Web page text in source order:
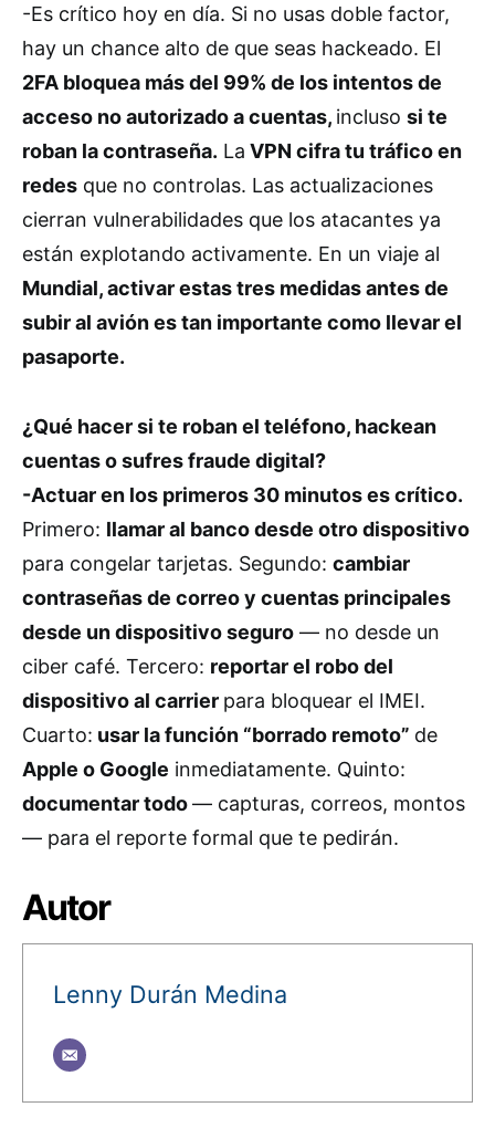
-Es crítico hoy en día. Si no usas doble factor,
hay un chance alto de que seas hackeado. El
2FA bloquea más del 99% de los intentos de
acceso no autorizado a cuentas, incluso si te
roban la contraseña. La VPN cifra tu tráfico en
redes que no controlas. Las actualizaciones
cierran vulnerabilidades que los atacantes ya
están explotando activamente. En un viaje al
Mundial, activar estas tres medidas antes de
subir al avión es tan importante como llevar el
pasaporte.
¿Qué hacer si te roban el teléfono, hackean
cuentas o sufres fraude digital?
-Actuar en los primeros 30 minutos es crítico.
Primero: llamar al banco desde otro dispositivo
para congelar tarjetas. Segundo: cambiar
contraseñas de correo y cuentas principales
desde un dispositivo seguro — no desde un
ciber café. Tercero: reportar el robo del
dispositivo al carrier para bloquear el IMEI.
Cuarto: usar la función “borrado remoto” de
Apple o Google inmediatamente. Quinto:
documentar todo— capturas, correos, montos
— para el reporte formal que te pedirán.
Autor
Lenny Durán Medina